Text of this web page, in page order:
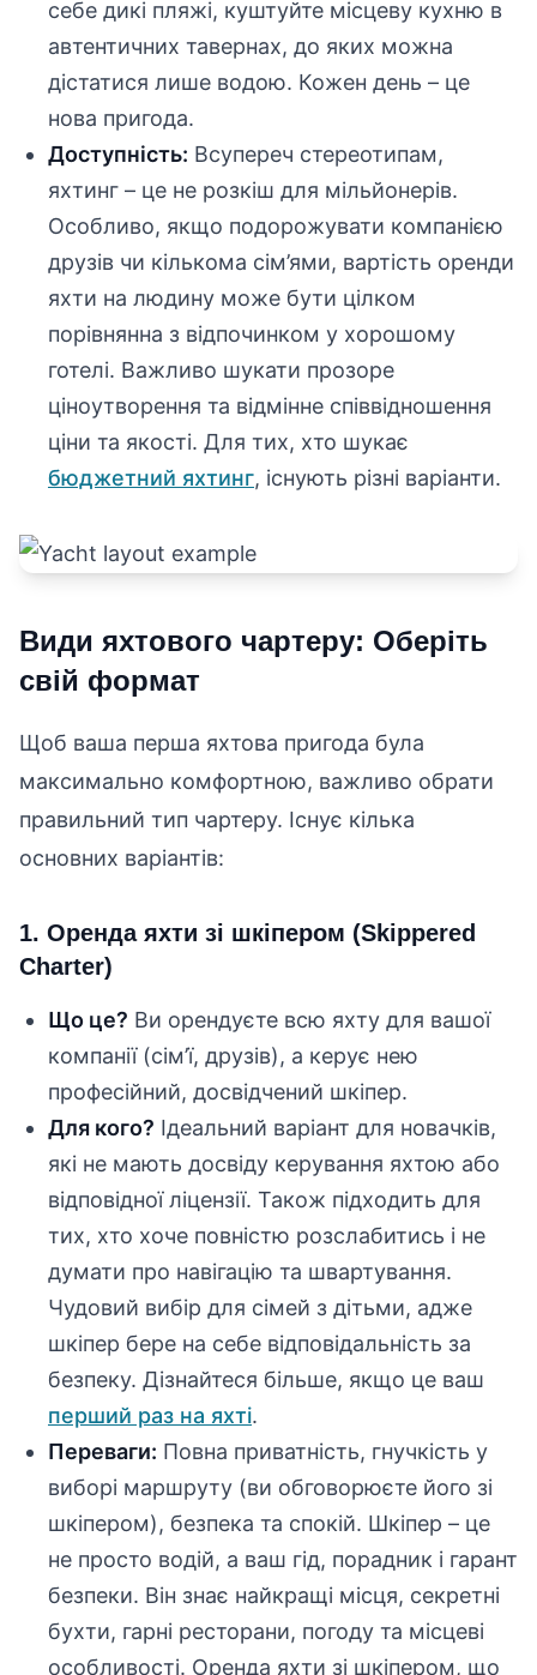
себе дикі пляжі, куштуйте місцеву кухню в
автентичних тавернах, до яких можна
дістатися лише водою. Кожен день – це
нова пригода.
Доступність: Всупереч стереотипам,
яхтинг – це не розкіш для мільйонерів.
Особливо, якщо подорожувати компанією
друзів чи кількома сім’ями, вартість оренди
яхти на людину може бути цілком
порівнянна з відпочинком у хорошому
готелі. Важливо шукати прозоре
ціноутворення та відмінне співвідношення
ціни та якості. Для тих, хто шукає
бюджетний яхтинг, існують різні варіанти.
Види яхтового чартеру: Оберіть
свій формат
Щоб ваша перша яхтова пригода була
максимально комфортною, важливо обрати
правильний тип чартеру. Існує кілька
основних варіантів:
1. Оренда яхти зі шкіпером (Skippered
Charter)
Що це? Ви орендуєте всю яхту для вашої
компанії (сім’ї, друзів), а керує нею
професійний, досвідчений шкіпер.
Для кого? Ідеальний варіант для новачків,
які не мають досвіду керування яхтою або
відповідної ліцензії. Також підходить для
тих, хто хоче повністю розслабитись і не
думати про навігацію та швартування.
Чудовий вибір для сімей з дітьми, адже
шкіпер бере на себе відповідальність за
безпеку. Дізнайтеся більше, якщо це ваш
перший раз на яхті.
Переваги: Повна приватність, гнучкість у
виборі маршруту (ви обговорюєте його зі
шкіпером), безпека та спокій. Шкіпер – це
не просто водій, а ваш гід, порадник і гарант
безпеки. Він знає найкращі місця, секретні
бухти, гарні ресторани, погоду та місцеві
особливості. Оренда яхти зі шкіпером, що